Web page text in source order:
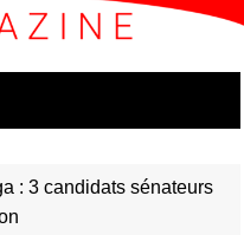
: 3 candidats sénateurs